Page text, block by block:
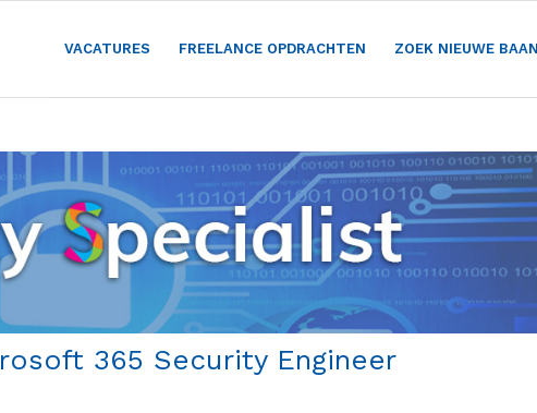
VACATURES FREELANCE OPDRACHTEN ZOEK NIEUWE BAAN
365 Security Engineer